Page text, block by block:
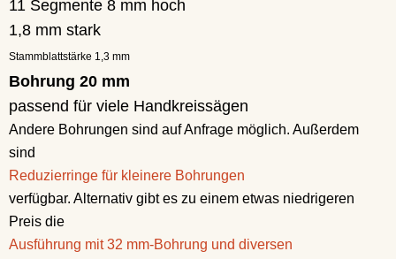
11 Segmente 8 mm hoch
1,8 mm stark
Stammblattstärke 1,3 mm
Bohrung 20 mm
passend für viele Handkreissägen
Andere Bohrungen sind auf Anfrage möglich. Außerdem
sind
Reduzierringe für kleinere Bohrungen
verfügbar. Alternativ gibt es zu einem etwas niedrigeren
Preis die
Ausführung mit 32 mm-Bohrung und diversen